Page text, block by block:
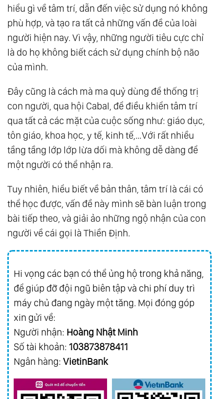
hiểu gì về tâm trí, dẫn đến việc sử dụng nó không
phù hợp, và tạo ra tất cả những vấn đề của loài
người hiện nay. Vì vậy, những người tiêu cực chỉ
là do họ không biết cách sử dụng chính bộ não
của mình.
Đây cũng là cách mà ma quỷ dùng để thống trị
con người, qua hội Cabal, để điều khiển tâm trí
qua tất cả các mặt của cuộc sống như: giáo dục,
tôn giáo, khoa học, y tế, kinh tế,…Với rất nhiều
tầng tầng lớp lớp lừa dối mà không dễ dàng để
một người có thể nhận ra.
Tuy nhiên, hiểu biết về bản thân, tâm trí là cái có
thể học được, vấn đề này mình sẽ bàn luận trong
bài tiếp theo, và giải ảo những ngộ nhận của con
người về cái gọi là Thiền Định.
Hi vọng các bạn có thể ủng hộ trong khả năng,
để giúp đỡ đội ngũ biên tập và chi phí duy trì
máy chủ đang ngày một tăng. Mọi đóng góp
xin gửi về:
Người nhận: Hoàng Nhật Minh
Số tài khoản: 103873878411
Ngân hàng: VietinBank